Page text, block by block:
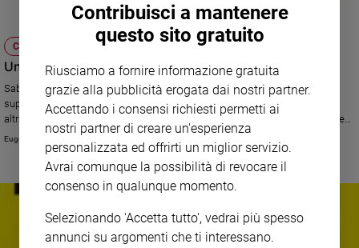
COLLETTA ALIMENTARE
Un gesto generoso per due milioni di poveri
Sabato 29 novembre il Banco Alimentare sarà presente in 11 mila
supermercati italiani per raccogliere alimenti destinati alle mense e alle
altre realtà che sostengono gli indigenti. Una richiesta di aiuto che cresce
sempre più: i poveri in Italia sono ormai 6 milioni. Chi non mangia
abbastanza un milione e mezzo.
Eugenio Arcidiacono
Contribuisci a mantenere
questo sito gratuito
Riusciamo a fornire informazione gratuita
grazie alla pubblicità erogata dai nostri partner.
Accettando i consensi richiesti permetti ai
nostri partner di creare un'esperienza
personalizzata ed offrirti un miglior servizio.
Avrai comunque la possibilità di revocare il
consenso in qualunque momento.
Selezionando 'Accetta tutto', vedrai più spesso
annunci su argomenti che ti interessano.